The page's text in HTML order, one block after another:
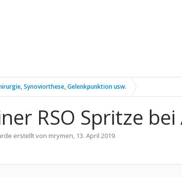
Synoviorthese, Gelenkpunktion usw.
RSO Spritze
erstellt von mrymen, 13. April 2019.